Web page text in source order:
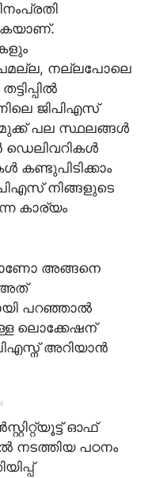
നല്ലപോലെ
ജിപിഎസ്
പല സ്ഥലങ്ങള്‍
ഡെലിവറികള്‍
കണ്ടുപിടിക്കാം
നിങ്ങളുടെ
കാര്യം
അങ്ങനെ
അത്
പറഞ്ഞാല്‍
ലൊക്കേഷന്
അറിയാന്‍
ഓഫ്
നടത്തിയ പഠനം